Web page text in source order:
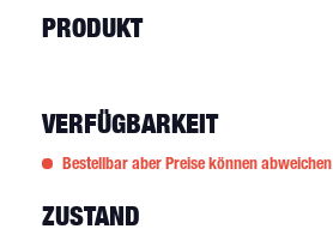
PRODUKT
VERFÜGBARKEIT
Bestellbar aber Preise können abweichen
ZUSTAND